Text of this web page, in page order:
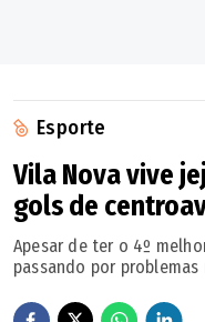
Esporte
Vila Nova vive
gols de
Apesar de ter o 4º
passando por problemas